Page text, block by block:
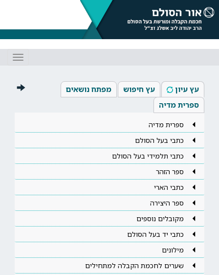
עץ עיון עץ חיפוש
מפתח נושאים
ספרית מדיה
ספרית מדיה
כתבי בעל הסולם
כתבי תלמידי בעל הסולם
ספר הזהר
כתבי הארי
ספר היצירה
מקובלים נוספים
כתבי יד בעל הסולם
מילונים
שערים לחכמת הקבלה למתחילים